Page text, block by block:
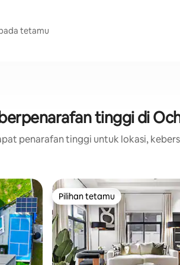
tetamu
tinggi di
penarafan tinggi untuk lokasi,
Pilihan tetamu
Pilihan tetamu